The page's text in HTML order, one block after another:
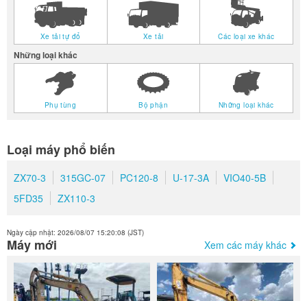
Xe tải tự đổ Xe tải Các loại xe khác
Những loại khác
Phụ tùng Bộ phận Những loại khác
Loại máy phổ biến
ZX70-3 315GC-07 PC120-8 U-17-3A
VIO40-5B
5FD35
ZX110-3
Máy mới
Ngày cập nhật: 2026/08/07 15:20:08 (JST)
Xem các máy khác